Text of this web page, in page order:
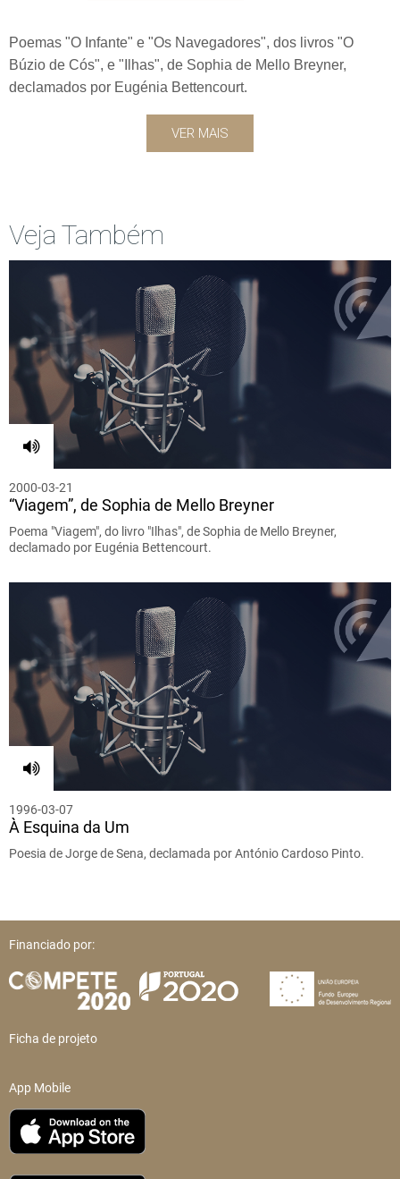
Poemas "O Infante" e "Os Navegadores", dos livros "O
Búzio de Cós", e "Ilhas", de Sophia de Mello Breyner,
declamados por Eugénia Bettencourt.
VER MAIS
Veja Também
2000-03-21
“Viagem”, de Sophia de Mello Breyner
Poema "Viagem", do livro "Ilhas", de Sophia de Mello Breyner,
declamado por Eugénia Bettencourt.
1996-03-07
À Esquina da Um
Poesia de Jorge de Sena, declamada por António Cardoso Pinto.
Financiado por:
Ficha de projeto
App Mobile